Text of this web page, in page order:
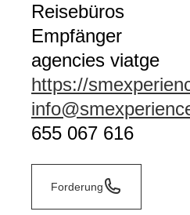
Reisebüros
Empfänger
agencies viatge
https://
655 067 616
Forderung